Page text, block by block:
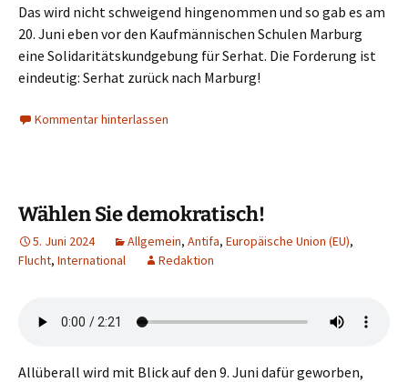
Das wird nicht schweigend hingenommen und so gab es am
20. Juni eben vor den Kaufmännischen Schulen Marburg
eine Solidaritätskundgebung für Serhat. Die Forderung ist
eindeutig: Serhat zurück nach Marburg!
Kommentar hinterlassen
Wählen Sie demokratisch!
5. Juni 2024 Allgemein, Antifa, Europäische Union (EU),
Flucht, International Redaktion
Allüberall wird mit Blick auf den 9. Juni dafür geworben,